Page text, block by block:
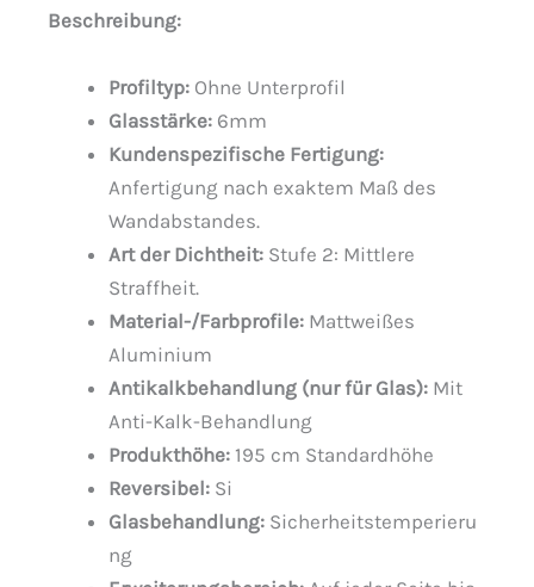
Beschreibung:
Profiltyp: Ohne Unterprofil
Glasstärke: 6mm
Kundenspezifische Fertigung:
Anfertigung nach exaktem Maß des
Wandabstandes.
Art der Dichtheit: Stufe 2: Mittlere
Straffheit.
Material-/Farbprofile: Mattweißes
Aluminium
Antikalkbehandlung (nur für Glas): Mit
Anti-Kalk-Behandlung
Produkthöhe: 195 cm Standardhöhe
Reversibel: Si
Glasbehandlung: Sicherheitstemperieru
ng